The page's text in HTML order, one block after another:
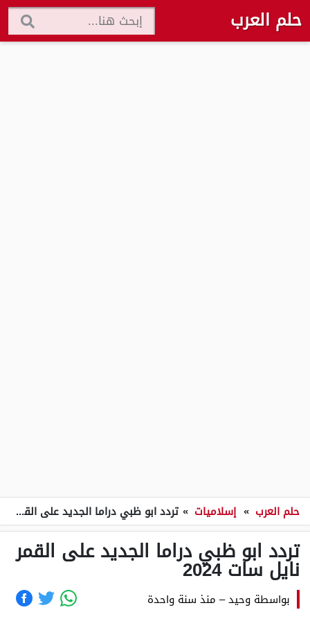
حلم العرب
حلم العرب » إسلاميات » تردد ابو ظبي دراما الجديد على القمر نايل سات 2024
تردد ابو ظبي دراما الجديد على القمر
نايل سات 2024
بواسطة وحيد– منذ سنة واحدة